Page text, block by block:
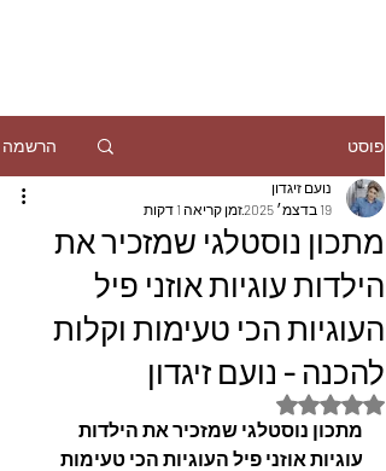
פוסט הרשמה
מתכון נוסטלגי שמזכיר את
הילדות עוגיות אוזני פיל
העוגיות הכי טעימות וקלות
להכנה - נועם זיגדון
נועם זיגדון
19 בדצמ׳ 2025
זמן קריאה 1 דקות
דירוג של NaN מתוך 5 כוכבים
מתכון נוסטלגי שמזכיר את הילדות
עוגיות אוזני פיל העוגיות הכי טעימות